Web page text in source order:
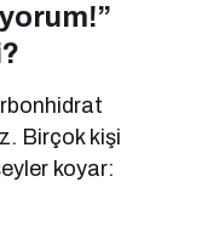
Birçok kişi
koyar: